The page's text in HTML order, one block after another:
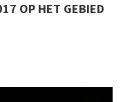
OP HET GEBIED